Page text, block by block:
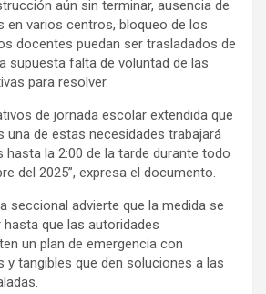
aún sin terminar, ausencia de
en varios centros, bloqueo de los
docentes puedan ser trasladados de
supuesta falta de voluntad de las
para resolver.
de jornada escolar extendida que
una de estas necesidades trabajará
la 2:00 de la tarde durante todo
del 2025”, expresa el documento.
seccional advierte que la medida se
que las autoridades
un plan de emergencia con
tangibles que den soluciones a las